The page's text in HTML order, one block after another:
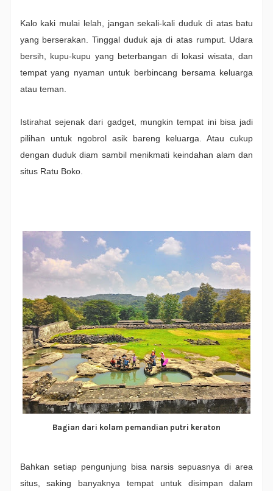
Kalo kaki mulai lelah, jangan sekali-kali duduk di atas batu
yang berserakan. Tinggal duduk aja di atas rumput. Udara
bersih, kupu-kupu yang beterbangan di lokasi wisata, dan
tempat yang nyaman untuk berbincang bersama keluarga
atau teman.
Istirahat sejenak dari gadget, mungkin tempat ini bisa jadi
pilihan untuk ngobrol asik bareng keluarga. Atau cukup
dengan duduk diam sambil menikmati keindahan alam dan
situs Ratu Boko.
Bagian dari kolam pemandian putri keraton
Bahkan setiap pengunjung bisa narsis sepuasnya di area
situs, saking banyaknya tempat untuk disimpan dalam